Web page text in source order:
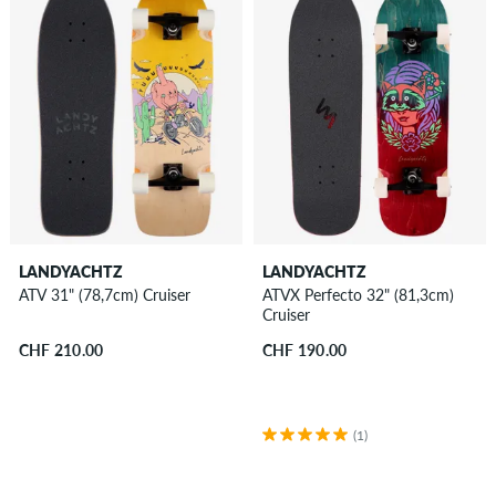
LANDYACHTZ
ATV 31" (78,7cm) Cruiser
CHF 210.00
LANDYACHTZ
ATVX Perfecto 32" (81,3cm)
Cruiser
CHF 190.00
(1)